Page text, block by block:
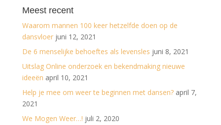
Meest recent
Waarom mannen 100 keer hetzelfde doen op de
dansvloer juni 12, 2021
De 6 menselijke behoeftes als levensles juni 8, 2021
Uitslag Online onderzoek en bekendmaking nieuwe
ideeën april 10, 2021
Help je mee om weer te beginnen met dansen? april 7,
2021
We Mogen Weer…! juli 2, 2020